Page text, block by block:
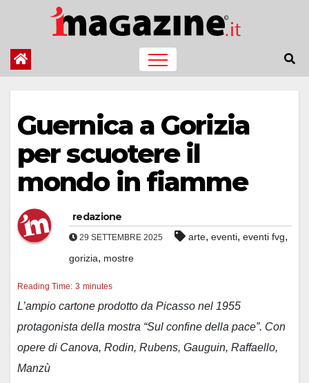
contenuto
Guernica a Gorizia
per scuotere il
mondo in fiamme
redazione
29 SETTEMBRE 2025 arte, eventi, eventi fvg,
gorizia, mostre
Reading Time: 3 minutes
L’ampio cartone prodotto da Picasso nel 1955
protagonista della mostra “Sul confine della pace”. Con
opere di Canova, Rodin, Rubens, Gauguin, Raffaello,
Manzù